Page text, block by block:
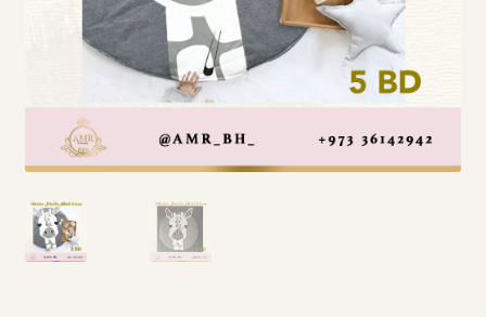
Arabic Language اللغة العربية
National Day العيد الوطني
STATIONARY القرطاسية
Birthdays أعياد الميلاد